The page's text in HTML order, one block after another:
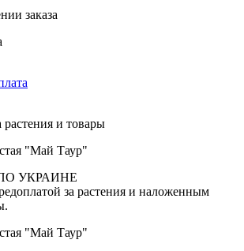
заказа
и товары
УКРАИНЕ
за растения и наложенным